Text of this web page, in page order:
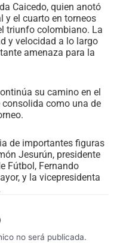
Caicedo, quien anotó
y el cuarto en torneos
triunfo colombiano. La
y velocidad a lo largo
amenaza para la
su camino en el
como una de
de importantes figuras
Jesurún, presidente
Fútbol, Fernando
y la vicepresidenta
no será publicada.